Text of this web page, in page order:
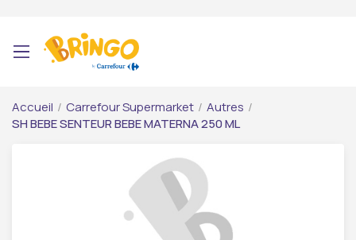
Accueil / Carrefour Supermarket / Autres /
SH BEBE SENTEUR BEBE MATERNA 250 ML